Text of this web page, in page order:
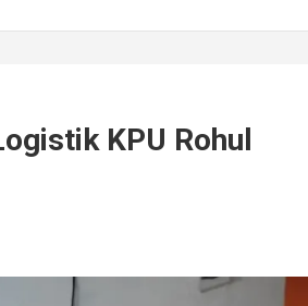
KPU Rohul